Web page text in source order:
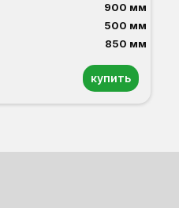
900 мм
500 мм
850 мм
купить